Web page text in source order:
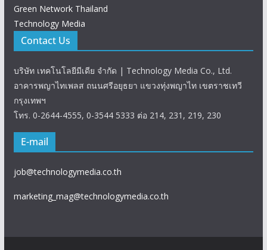
Green Network Thailand
Technology Media
Contact Us
บริษัท เทคโนโลยีมีเดีย จำกัด | Technology Media Co., Ltd.
อาคารพญาไทเพลส ถนนศรีอยุธยา แขวงทุ่งพญาไท เขตราชเทวี
กรุงเทพฯ
โทร. 0-2644-4555, 0-3544 5333 ต่อ 214, 231, 219, 230
E-mail
job@technologymedia.co.th
marketing_mag@technologymedia.co.th